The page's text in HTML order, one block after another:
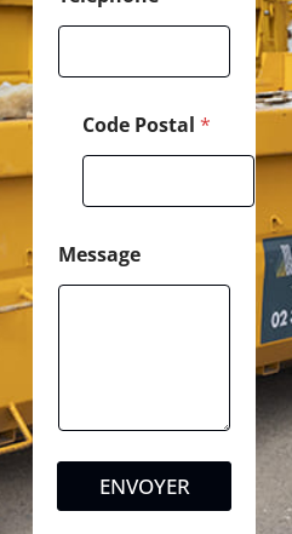
Code Postal *
Message
ENVOYER